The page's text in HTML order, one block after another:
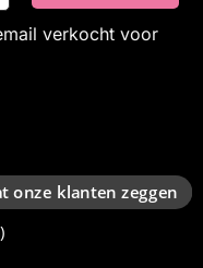
verkocht voor
onze klanten zeggen